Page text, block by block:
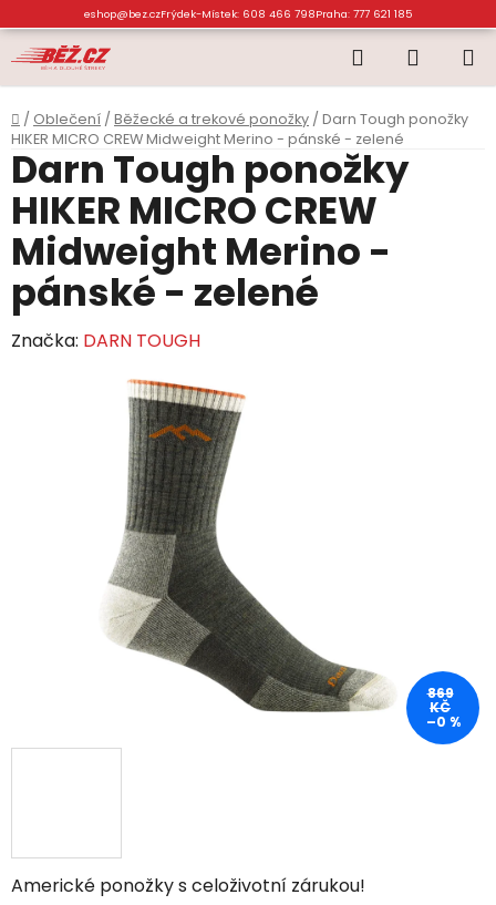
na
obsah
eshop@bez.czFrýdek-Místek: 608 466 798Praha: 777 621 185
Hledat
KOŠÍK
Domů
/ Oblečení / Běžecké a trekové ponožky / Darn Tough ponožky
HIKER MICRO CREW Midweight Merino - pánské - zelené
Americké ponožky s celoživotní zárukou!
Darn Tough ponožky
HIKER MICRO CREW
Midweight Merino -
pánské - zelené
Značka: DARN TOUGH
869
KČ
–0 %